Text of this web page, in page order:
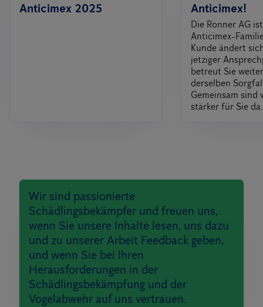
Anticimex 2025
Anticimex!
Die Ronner AG
Anticimex-
Kunde ändert
jetziger
betreut Sie
derselben
Gemeinsam sind
stärker für Sie da.
Wir sind passionierte
Schädlingsbekämpfer und freuen uns,
wenn Sie unsere Inhalte lesen, uns dazu
und zu unserer Arbeit Feedback geben,
und wenn Sie bei Ihren
Herausforderungen in der
Schädlingsbekämpfung und der
Vogelabwehr auf uns vertrauen.